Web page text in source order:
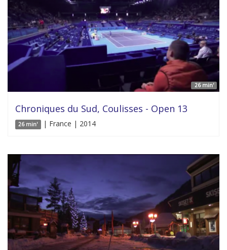
26 min'
Chroniques du Sud, Coulisses - Open 13
26 min' | France | 2014